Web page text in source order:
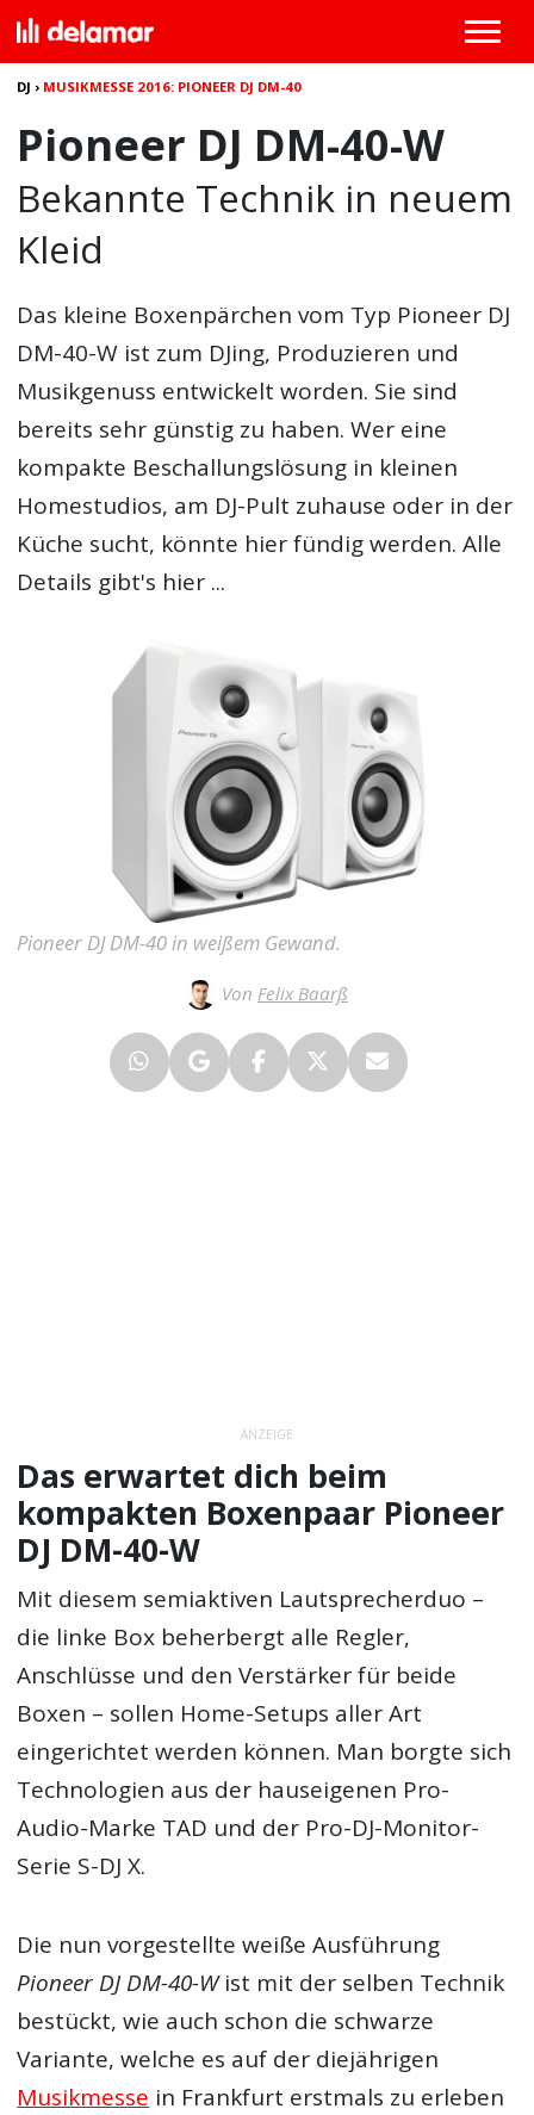
DJ › MUSIKMESSE 2016: PIONEER DJ DM-40
Pioneer DJ DM-40-W
Bekannte Technik in neuem
Kleid
Das kleine Boxenpärchen vom Typ Pioneer DJ
DM-40-W ist zum DJing, Produzieren und
Musikgenuss entwickelt worden. Sie sind
bereits sehr günstig zu haben. Wer eine
kompakte Beschallungslösung in kleinen
Homestudios, am DJ-Pult zuhause oder in der
Küche sucht, könnte hier fündig werden. Alle
Details gibt's hier ...
Pioneer DJ DM-40 in weißem Gewand.
Von Felix Baarß
ANZEIGE
Das erwartet dich beim
kompakten Boxenpaar Pioneer
DJ DM-40-W
Mit diesem semiaktiven Lautsprecherduo –
die linke Box beherbergt alle Regler,
Anschlüsse und den Verstärker für beide
Boxen – sollen Home-Setups aller Art
eingerichtet werden können. Man borgte sich
Technologien aus der hauseigenen Pro-
Audio-Marke TAD und der Pro-DJ-Monitor-
Serie S-DJ X.
Die nun vorgestellte weiße Ausführung
Pioneer DJ DM-40-Wist mit der selben Technik
bestückt, wie auch schon die schwarze
Variante, welche es auf der diejährigen
Musikmesse in Frankfurt erstmals zu erleben